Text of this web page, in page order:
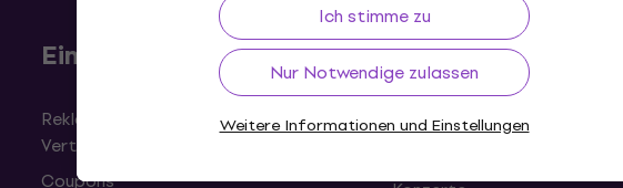
Ich stimme zu
Nur Notwendige zulassen
Weitere Informationen und Einstellungen
Einkauf
Reklamationen und Rücktritte vom
Vertrag
Coupons
Nützliches
FAQ - Häufig gestellte